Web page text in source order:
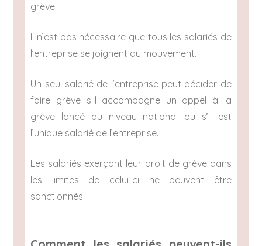
grève.
Il n’est pas nécessaire que tous les salariés de
l’entreprise se joignent au mouvement.
Un seul salarié de l’entreprise peut décider de
faire grève s’il accompagne un appel à la
grève lancé au niveau national ou s’il est
l’unique salarié de l’entreprise.
Les salariés exerçant leur droit de grève dans
les limites de celui-ci ne peuvent être
sanctionnés.